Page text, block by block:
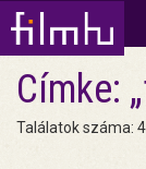
Címke:
Találatok száma: 4